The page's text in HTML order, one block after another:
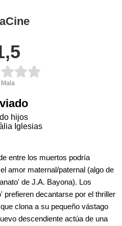
Mala
hijos
Iglesias
entre los muertos podría
amor maternal/paternal (algo de
de J.A. Bayona). Los
prefieren decantarse por el thriller
clona a su pequeño vástago
descendiente actúa de una